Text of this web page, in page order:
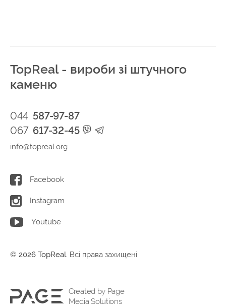
TopReal - вироби зі штучного
каменю
044 587-97-87
067 617-32-45
info@topreal.org
Facebook
Instagram
Youtube
© 2026 TopReal. Всі права захищені
Created by Page
Media Solutions